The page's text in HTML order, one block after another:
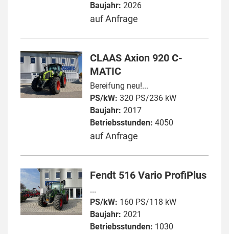
Baujahr: 2026
auf Anfrage
CLAAS Axion 920 C-
MATIC
Bereifung neu!...
PS/kW: 320 PS/236 kW
Baujahr: 2017
Betriebsstunden: 4050
auf Anfrage
Fendt 516 Vario ProfiPlus
...
PS/kW: 160 PS/118 kW
Baujahr: 2021
Betriebsstunden: 1030